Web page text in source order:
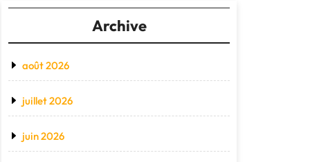
Archive
août 2026
juillet 2026
juin 2026